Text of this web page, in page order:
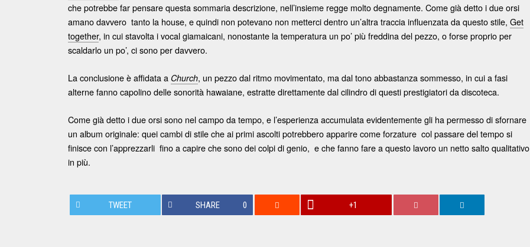
che potrebbe far pensare questa sommaria descrizione, nell’insieme regge molto degnamente. Come già detto i due orsi
amano davvero tanto la house, e quindi non potevano non metterci dentro un’altra traccia influenzata da questo stile, Get
together, in cui stavolta i vocal giamaicani, nonostante la temperatura un po’ più freddina del pezzo, o forse proprio per
scaldarlo un po’, ci sono per davvero.
La conclusione è affidata a Church, un pezzo dal ritmo movimentato, ma dal tono abbastanza sommesso, in cui a fasi
alterne fanno capolino delle sonorità hawaiane, estratte direttamente dal cilindro di questi prestigiatori da discoteca.
Come già detto i due orsi sono nel campo da tempo, e l’esperienza accumulata evidentemente gli ha permesso di sfornare
un album originale: quei cambi di stile che ai primi ascolti potrebbero apparire come forzature col passare del tempo si
finisce con l’apprezzarli fino a capire che sono dei colpi di genio, e che fanno fare a questo lavoro un netto salto qualitativo
in più.
TWEET SHARE 0 +1